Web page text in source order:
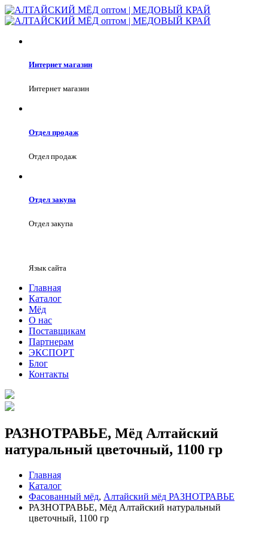
Интернет магазин
Интернет магазин
Отдел продаж
Отдел продаж
Отдел закупа
Отдел закупа
Язык сайта
Главная
Каталог
Мёд
О нас
Поставщикам
Партнерам
ЭКСПОРТ
Блог
Контакты
РАЗНОТРАВЬЕ, Мёд Алтайский
натуральный цветочный, 1100 гр
Главная
Каталог
Фасованный мёд, Алтайский мёд РАЗНОТРАВЬЕ
РАЗНОТРАВЬЕ, Мёд Алтайский натуральный
цветочный, 1100 гр